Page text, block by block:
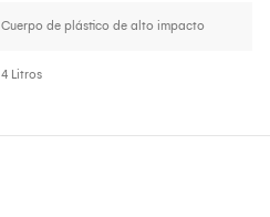
Cuerpo de plástico de alto impacto
4 Litros